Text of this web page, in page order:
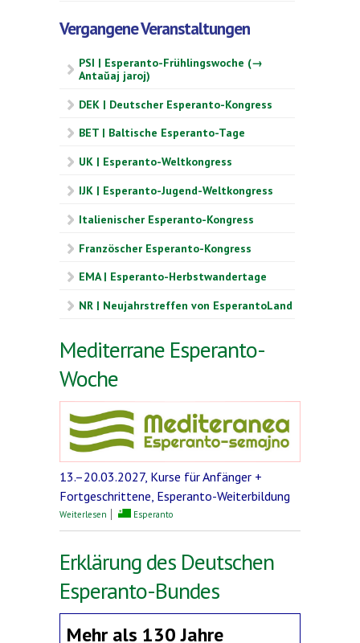
Vergangene Veranstaltungen
PSI | Esperanto-Frühlingswoche (→
Antaŭaj jaroj)
DEK | Deutscher Esperanto-Kongress
BET | Baltische Esperanto-Tage
UK | Esperanto-Weltkongress
IJK | Esperanto-Jugend-Weltkongress
Italienischer Esperanto-Kongress
Französcher Esperanto-Kongress
EMA | Esperanto-Herbstwandertage
NR | Neujahrstreffen von EsperantoLand
Mediterrane Esperanto-
Woche
13.–20.03.2027, Kurse für Anfänger +
Fortgeschrittene, Esperanto-Weiterbildung
Weiterlesen über Mediterrane Esperanto-Woche
Esperanto
Erklärung des Deutschen
Esperanto-Bundes
Mehr als 130 Jahre